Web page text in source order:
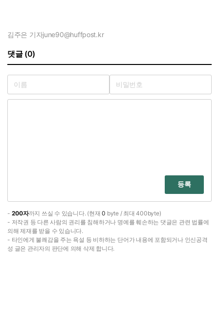
김주은 기자june90@huffpost.kr
댓글 (0)
등록
- 200자까지 쓰실 수 있습니다. (현재0 byte / 최대 400byte)
- 저작권 등 다른 사람의 권리를 침해하거나 명예를 훼손하는 댓글은 관련 법률에
의해 제재를 받을 수 있습니다.
- 타인에게 불쾌감을 주는 욕설 등 비하하는 단어가 내용에 포함되거나 인신공격
성 글은 관리자의 판단에 의해 삭제 합니다.